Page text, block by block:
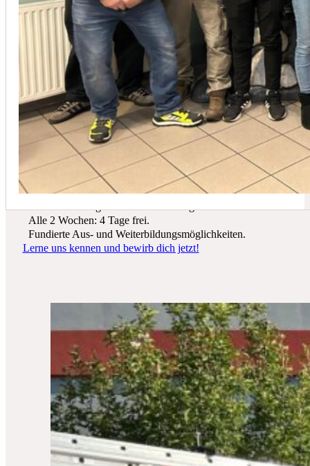
In der Regel empfehlen wir eine Wartung mindestens einmal
Du suchst einen zukunftssicheren Arbeitsplatz? Bei Schicker Technik
erwarten dich spannende Projekte, ein freundliches Team und beste
Entwicklungsmöglichkeiten.
Wir bieten dir:
Ein sicherer Arbeitsplatz in einer krisenfesten Branche.
Alle 2 Wochen: 4 Tage frei.
Fundierte Aus- und Weiterbildungsmöglichkeiten.
Lerne uns kennen und bewirb dich jetzt!